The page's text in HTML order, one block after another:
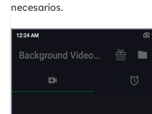
necesarios.